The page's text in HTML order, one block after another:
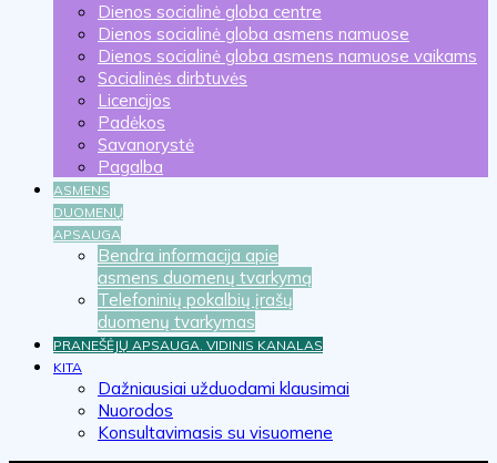
Dienos socialinė globa centre
Dienos socialinė globa asmens namuose
Dienos socialinė globa asmens namuose vaikams
Socialinės dirbtuvės
Licencijos
Padėkos
Savanorystė
Pagalba
ASMENS
DUOMENŲ
APSAUGA
Bendra informacija apie
asmens duomenų tvarkymą
Telefoninių pokalbių įrašų
duomenų tvarkymas
PRANEŠĖJŲ APSAUGA. VIDINIS KANALAS
KITA
Dažniausiai užduodami klausimai
Nuorodos
Konsultavimasis su visuomene